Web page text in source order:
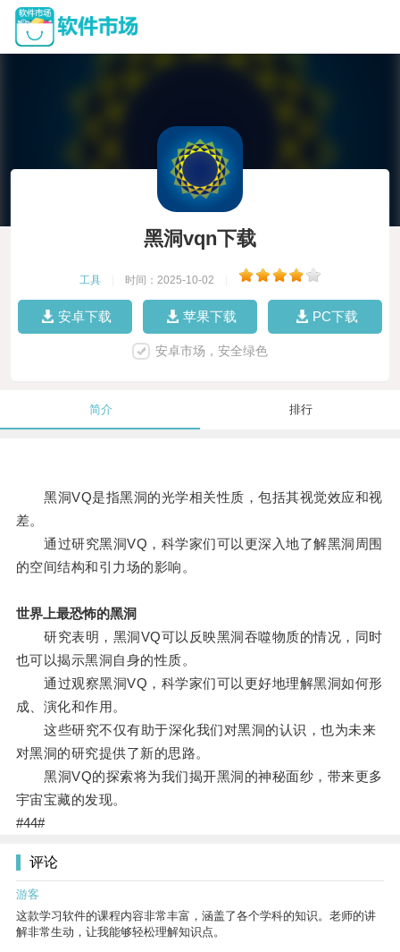
黑洞vqn下载
工具 时间：2025-10-02
安卓下载 苹果下载 PC下载
安卓市场，安全绿色
简介 排行
黑洞VQ是指黑洞的光学相关性质，包括其视觉效应和视
差。
通过研究黑洞VQ，科学家们可以更深入地了解黑洞周围
的空间结构和引力场的影响。
世界上最恐怖的黑洞
研究表明，黑洞VQ可以反映黑洞吞噬物质的情况，同时
也可以揭示黑洞自身的性质。
通过观察黑洞VQ，科学家们可以更好地理解黑洞如何形
成、演化和作用。
这些研究不仅有助于深化我们对黑洞的认识，也为未来
对黑洞的研究提供了新的思路。
黑洞VQ的探索将为我们揭开黑洞的神秘面纱，带来更多
宇宙宝藏的发现。
#44#
评论
游客
这款学习软件的课程内容非常丰富，涵盖了各个学科的知识。老师的讲
解非常生动，让我能够轻松理解知识点。